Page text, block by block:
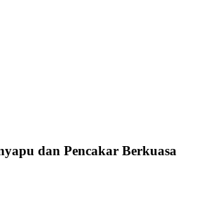
dan Pencakar Berkuasa